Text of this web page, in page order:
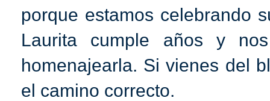
porque estamos celebrando
Laurita cumple años y
homenajearla. Si vienes del
el camino correcto.